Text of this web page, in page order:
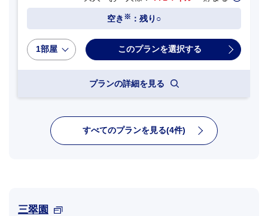
空き ※ ：残り○
1部屋
プランの詳細を見る
すべてのプランを見る(4件)
三翠園